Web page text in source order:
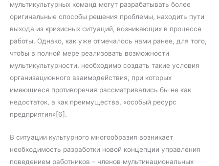
мультикультурных команд могут разрабатывать более
оригинальные способы решения проблемы, находить пути
выхода из кризисных ситуаций, возникающих в процессе
работы. Однако, как уже отмечалось нами ранее, для того,
чтобы в полной мере реализовать возможности
мультикультурности, необходимо создать такие условия
организационного взаимодействия, при которых
имеющиеся противоречия рассматривались бы не как
недостаток, а как преимущества, «особый ресурс
предприятия»[6].
В ситуации культурного многообразия возникает
необходимость разработки новой концепции управления
поведением работников – членов мультинациональных